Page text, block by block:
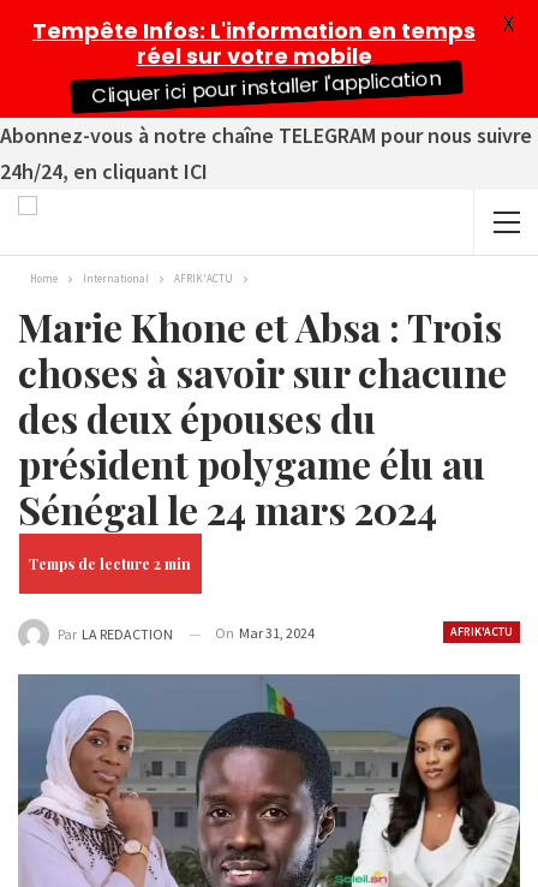
Abonnez-vous à notre chaîne TELEGRAM pour nous suivre
24h/24, en cliquant ICI
Home International AFRIK'ACTU
Marie Khone et Absa : Trois
choses à savoir sur chacune
des deux épouses du
président polygame élu au
Sénégal le 24 mars 2024
AFRIK'ACTU
Par LA REDACTION On Mar 31, 2024
Tempête Infos: L'information en temps
réel sur votre mobile
Cliquer ici pour installer l'application
X